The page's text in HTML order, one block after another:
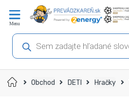
navigáciu
obsah
Products
search
Domov Obchod DETI Hračky